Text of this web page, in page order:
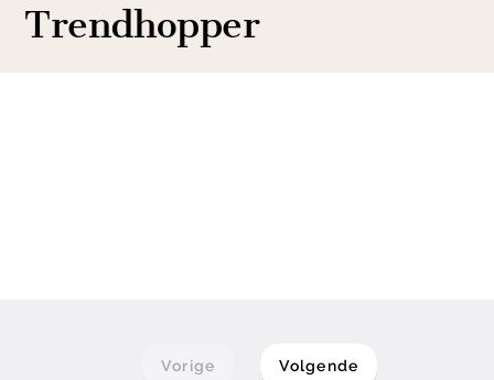
Trendhopper
Vorige Volgende